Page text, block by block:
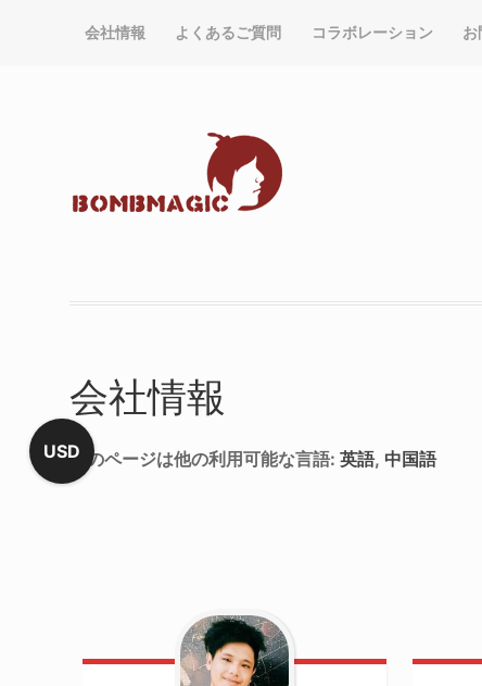
会社情報 よくあるご質問 コラボレーション お
会社情報
このページは他の利用可能な言語:英語 中国語
USD